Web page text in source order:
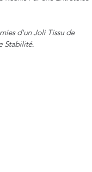
d'un Joli Tissu de
Stabilité.